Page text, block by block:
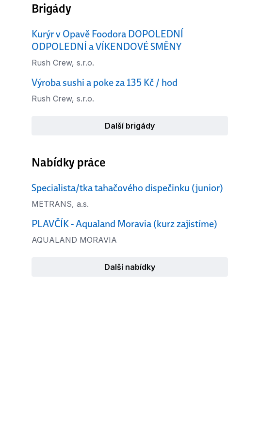
Brigády
Kurýr v Opavě Foodora DOPOLEDNÍ
ODPOLEDNÍ a VÍKENDOVÉ SMĚNY
Rush Crew, s.r.o.
Výroba sushi a poke za 135 Kč / hod
Rush Crew, s.r.o.
Další brigády
Nabídky práce
Specialista/tka tahačového dispečinku (junior)
METRANS, a.s.
PLAVČÍK - Aqualand Moravia (kurz zajistíme)
AQUALAND MORAVIA
Další nabídky